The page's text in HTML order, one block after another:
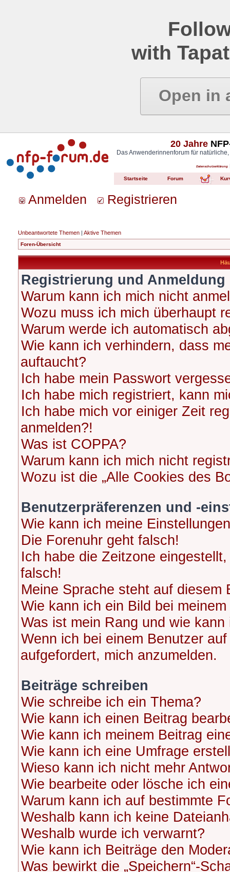
with
Open in
20 Jahre
Das Anwenderinnenforum für
Datenschutzerklärung
Startseite Forum
Anmelden Registrieren
Unbeantwortete Themen | Aktive Themen
Foren-Übersicht
Registrierung und Anmeldung
Warum kann ich mich nicht
Wozu muss ich mich überhaupt
Warum werde ich automatisch
Wie kann ich verhindern, dass
auftaucht?
Ich habe mein Passwort
Ich habe mich registriert, kann
Ich habe mich vor einiger Zeit
anmelden?!
Was ist COPPA?
Warum kann ich mich nicht
Wozu ist die „Alle Cookies des
Benutzerpräferenzen und -
Wie kann ich meine
Die Forenuhr geht falsch!
Ich habe die Zeitzone
falsch!
Meine Sprache steht auf diesem
Wie kann ich ein Bild bei
Was ist mein Rang und wie
Wenn ich bei einem Benutzer
aufgefordert, mich anzumelden.
Beiträge schreiben
Wie schreibe ich ein Thema?
Wie kann ich einen Beitrag
Wie kann ich meinem Beitrag
Wie kann ich eine Umfrage
Wieso kann ich nicht mehr
Wie bearbeite oder lösche ich
Warum kann ich auf bestimmte
Weshalb kann ich keine
Weshalb wurde ich verwarnt?
Wie kann ich Beiträge den
Was bewirkt die „Speichern“-